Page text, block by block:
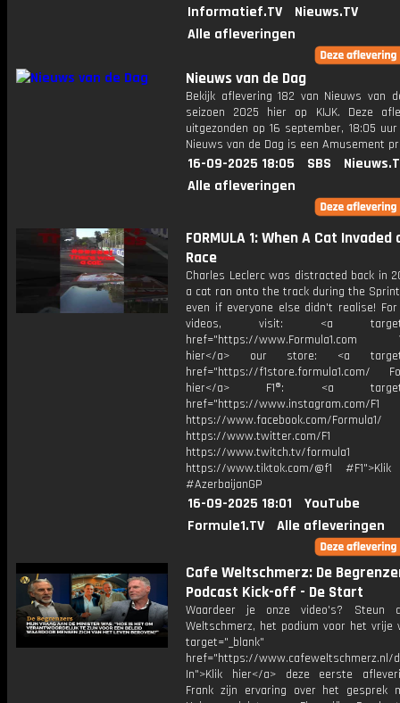
Informatief.TV
Nieuws.TV
Alle afleveringen
Nieuws van de Dag
Bekijk aflevering 182 van Nieuws van
seizoen 2025 hier op KIJK. Deze
uitgezonden op 16 september, 18:05
Nieuws van de Dag is een Amusement
16-09-2025 18:05 SBS
Alle afleveringen
FORMULA 1: When A Cat Invaded
Race
Charles Leclerc was distracted back in
a cat ran onto the track during the
even if everyone else didn't realise! For
videos, visit: <a
href="https://www.Formula1.com
hier</a> our store: <a
href="https://f1store.formula1.com/
hier</a> F1®: <a
href="https://www.instagram.com/F1
https://www.facebook.com/Formula1/
https://www.twitter.com/F1
https://www.twitch.tv/formula1
https://www.tiktok.com/@f1
#AzerbaijanGP
16-09-2025 18:01
YouTube
Formule1.TV
Alle afleveringen
Cafe Weltschmerz: De
Podcast Kick-off - De Start
Waardeer je onze video's? Steun
Weltschmerz, het podium voor het vrije
target="_blank"
href="https://www.cafeweltschmerz.nl/
In">Klik hier</a> deze eerste
Frank zijn ervaring over het gesprek